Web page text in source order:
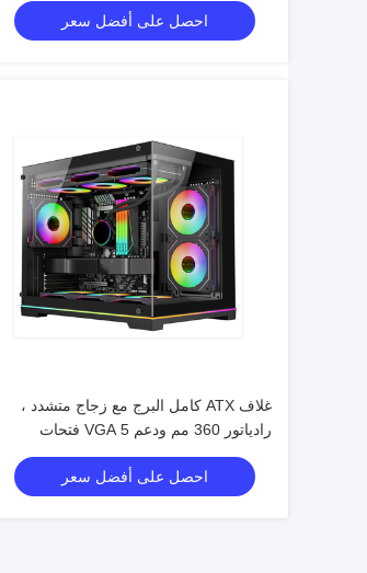
احصل على أفضل سعر
غلاف ATX كامل البرج مع زجاج متشدد ،
رادياتور 360 مم ودعم VGA 5 فتحات
احصل على أفضل سعر